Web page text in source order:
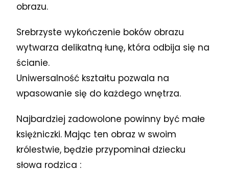
obrazu.
Srebrzyste wykończenie boków obrazu
wytwarza delikatną łunę, która odbija się na
ścianie.
Uniwersalność kształtu pozwala na
wpasowanie się do każdego wnętrza.
Najbardziej zadowolone powinny być małe
księżniczki. Mając ten obraz w swoim
królestwie, będzie przypominał dziecku
słowa rodzica :